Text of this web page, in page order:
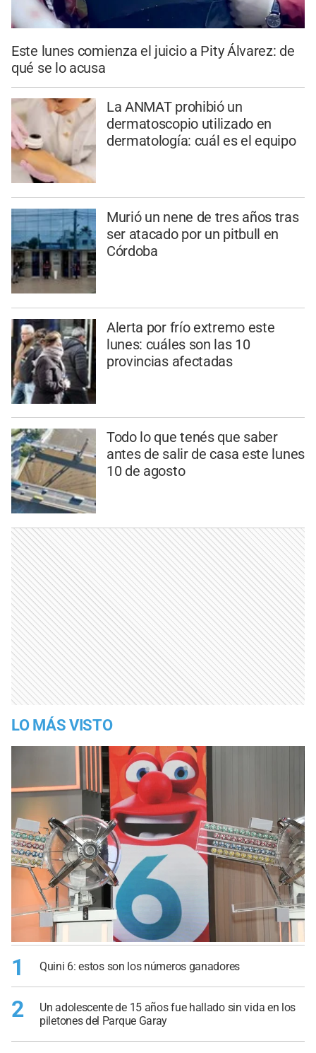
Este lunes comienza el juicio a Pity Álvarez: de
qué se lo acusa
La ANMAT prohibió un
dermatoscopio utilizado en
dermatología: cuál es el equipo
Murió un nene de tres años tras
ser atacado por un pitbull en
Córdoba
Alerta por frío extremo este
lunes: cuáles son las 10
provincias afectadas
Todo lo que tenés que saber
antes de salir de casa este lunes
10 de agosto
LO MÁS VISTO
1 Quini 6: estos son los números ganadores
2
Un adolescente de 15 años fue hallado sin vida en los
piletones del Parque Garay